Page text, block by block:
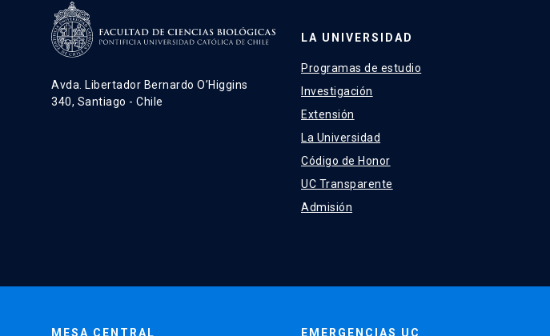
Avda. Libertador Bernardo O’Higgins
340, Santiago - Chile
LA UNIVERSIDAD
Programas de estudio
Investigación
Extensión
La Universidad
Código de Honor
UC Transparente
Admisión
MESA CENTRAL EMERGENCIAS UC